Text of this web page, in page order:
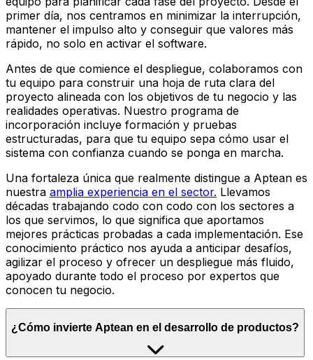
primer día, nos centramos en minimizar la interrupción,
mantener el impulso alto y conseguir que valores más
rápido, no solo en activar el software.
Antes de que comience el despliegue, colaboramos con
tu equipo para construir una hoja de ruta clara del
proyecto alineada con los objetivos de tu negocio y las
realidades operativas. Nuestro programa de
incorporación incluye formación y pruebas
estructuradas, para que tu equipo sepa cómo usar el
sistema con confianza cuando se ponga en marcha.
Una fortaleza única que realmente distingue a Aptean es
nuestra amplia experiencia en el sector. Llevamos
décadas trabajando codo con codo con los sectores a
los que servimos, lo que significa que aportamos
mejores prácticas probadas a cada implementación. Ese
conocimiento práctico nos ayuda a anticipar desafíos,
agilizar el proceso y ofrecer un despliegue más fluido,
apoyado durante todo el proceso por expertos que
conocen tu negocio.
¿Cómo invierte Aptean en el desarrollo de productos?